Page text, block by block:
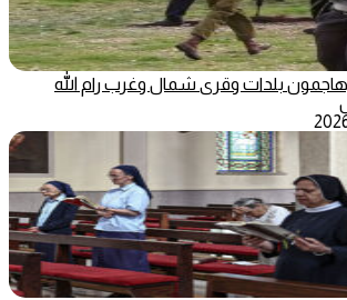
بلدات وقرى شمال وغرب رام الله